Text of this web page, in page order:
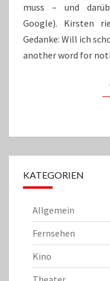
muss – und
Google). Kirsten
Gedanke: Will ich
another word for
KATEGORIEN
Allgemein
Fernsehen
Kino